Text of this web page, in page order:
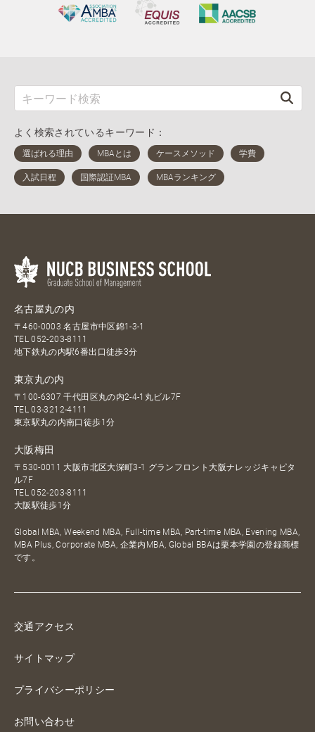
よく検索されているキーワード：
名古屋丸の内
〒460-0003 名古屋市中区錦1-3-1
TEL052-203-8111
地下鉄丸の内駅6番出口徒歩3分
東京丸の内
〒100-6307 千代田区丸の内2-4-1丸ビル7F
TEL03-3212-4111
東京駅丸の内南口徒歩1分
大阪梅田
〒530-0011 大阪市北区大深町3-1 グランフロント大阪ナレッジキャピタ
ル7F
TEL052-203-8111
大阪駅徒歩1分
Global MBA, Weekend MBA, Full-time MBA, Part-time MBA, Evening MBA,
MBA Plus, Corporate MBA, 企業内MBA, Global BBAは栗本学園の登録商標
です。
交通アクセス
サイトマップ
プライバシーポリシー
お問い合わせ